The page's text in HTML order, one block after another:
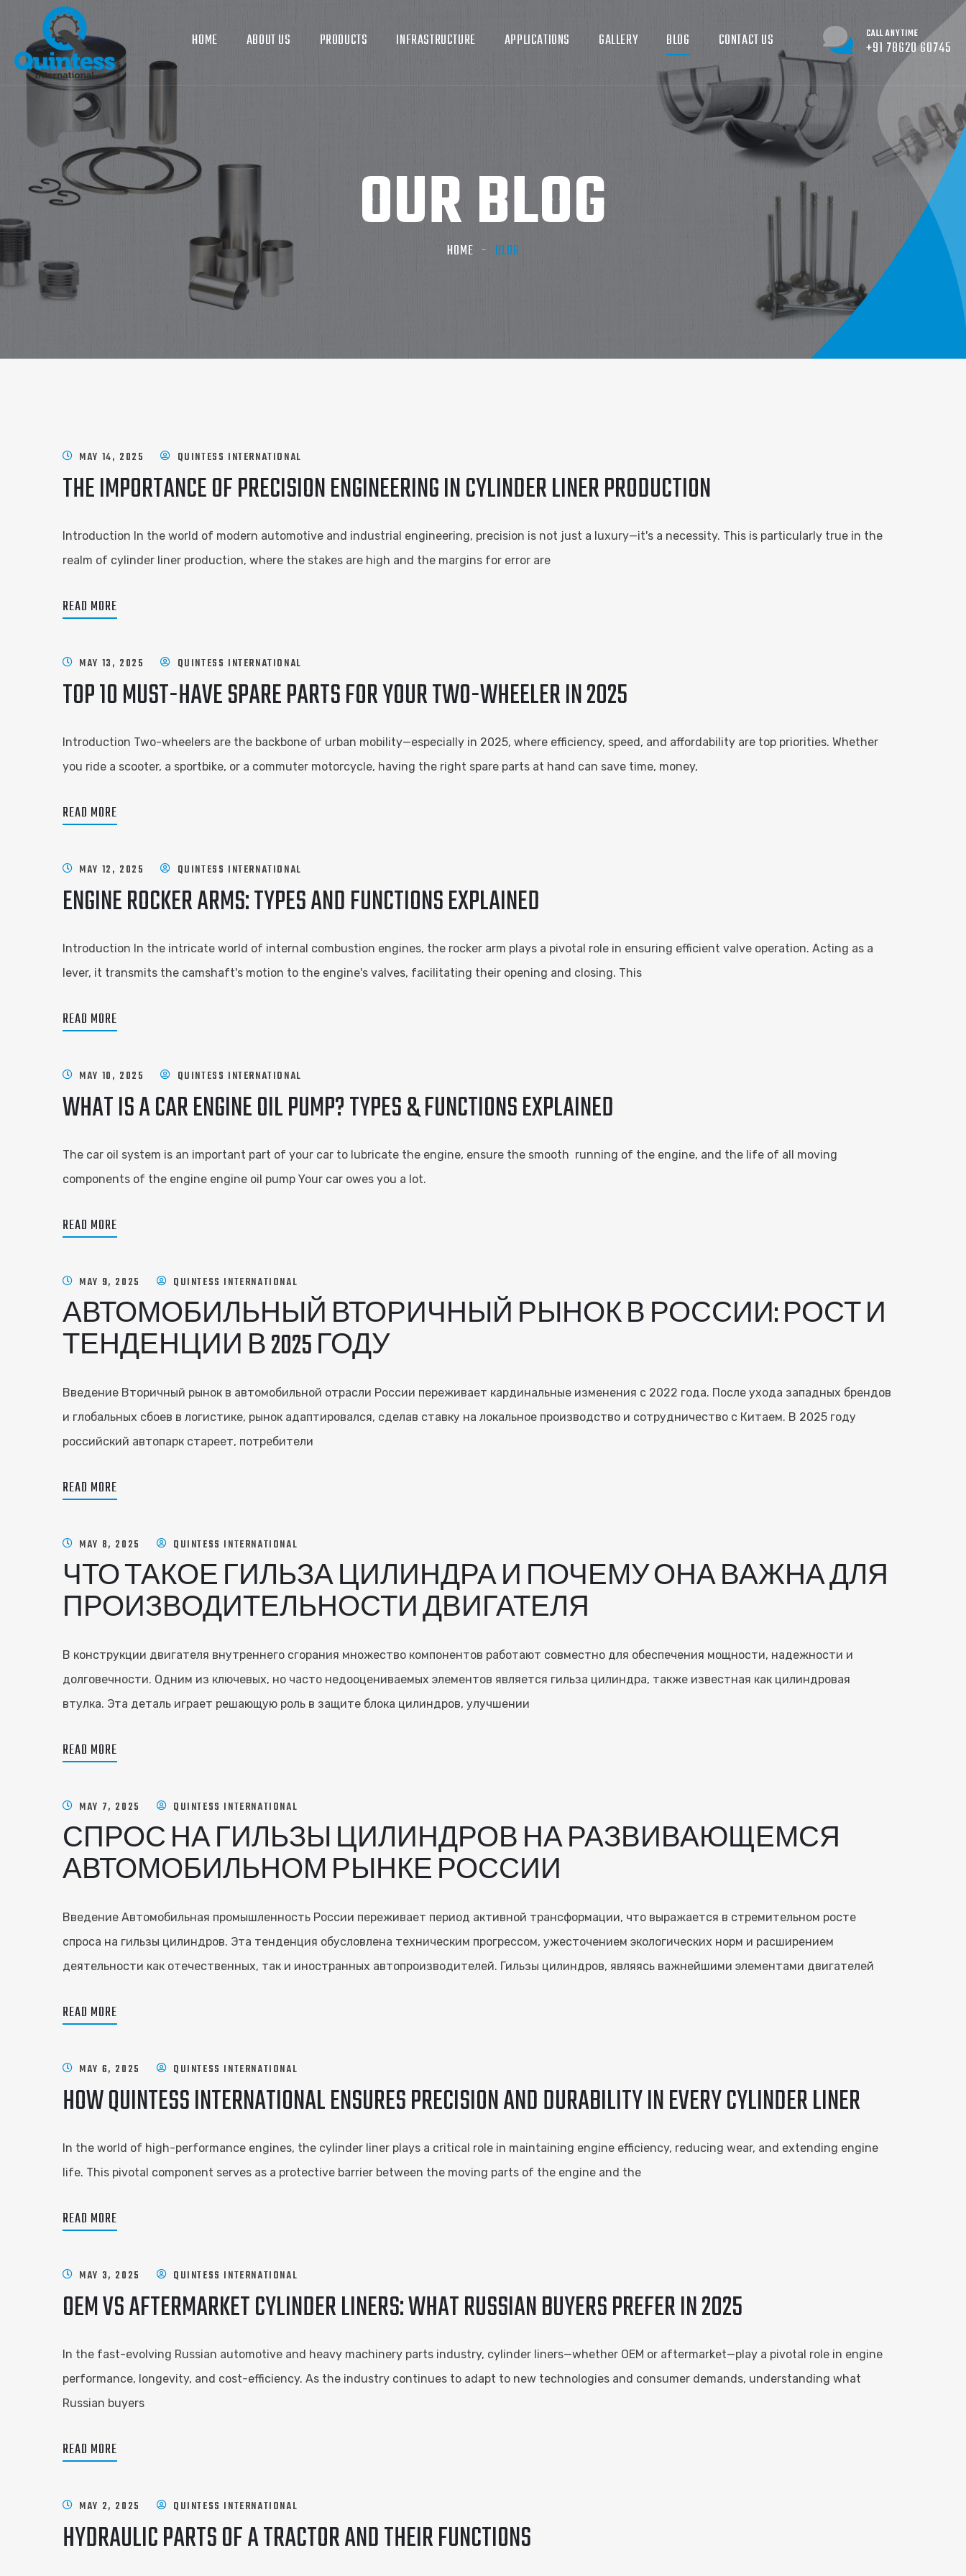
HOME ABOUT US PRODUCTS INFRASTRUCTURE APPLICATIONS GALLERY BLOG CONTACT US CALL ANYTIME
+91 78620 60745
OUR BLOG
HOME BLOG
MAY 14, 2025 QUINTESS INTERNATIONAL
THE IMPORTANCE OF PRECISION ENGINEERING IN CYLINDER LINER PRODUCTION
Introduction In the world of modern automotive and industrial engineering, precision is not just a luxury—it's a necessity. This is particularly true in the
realm of cylinder liner production, where the stakes are high and the margins for error are
READ MORE
MAY 13, 2025 QUINTESS INTERNATIONAL
TOP 10 MUST-HAVE SPARE PARTS FOR YOUR TWO-WHEELER IN 2025
Introduction Two-wheelers are the backbone of urban mobility—especially in 2025, where efficiency, speed, and affordability are top priorities. Whether
you ride a scooter, a sportbike, or a commuter motorcycle, having the right spare parts at hand can save time, money,
READ MORE
MAY 12, 2025 QUINTESS INTERNATIONAL
ENGINE ROCKER ARMS: TYPES AND FUNCTIONS EXPLAINED
Introduction In the intricate world of internal combustion engines, the rocker arm plays a pivotal role in ensuring efficient valve operation. Acting as a
lever, it transmits the camshaft's motion to the engine's valves, facilitating their opening and closing. This
READ MORE
MAY 10, 2025 QUINTESS INTERNATIONAL
WHAT IS A CAR ENGINE OIL PUMP? TYPES & FUNCTIONS EXPLAINED
The car oil system is an important part of your car to lubricate the engine, ensure the smooth running of the engine, and the life of all moving
components of the engine engine oil pump Your car owes you a lot.
READ MORE
MAY 9, 2025 QUINTESS INTERNATIONAL
АВТОМОБИЛЬНЫЙ ВТОРИЧНЫЙ РЫНОК В РОССИИ: РОСТ И
ТЕНДЕНЦИИ В 2025 ГОДУ
Введение Вторичный рынок в автомобильной отрасли России переживает кардинальные изменения с 2022 года. После ухода западных брендов
и глобальных сбоев в логистике, рынок адаптировался, сделав ставку на локальное производство и сотрудничество с Китаем. В 2025 году
российский автопарк стареет, потребители
READ MORE
MAY 8, 2025 QUINTESS INTERNATIONAL
ЧТО ТАКОЕ ГИЛЬЗА ЦИЛИНДРА И ПОЧЕМУ ОНА ВАЖНА ДЛЯ
ПРОИЗВОДИТЕЛЬНОСТИ ДВИГАТЕЛЯ
В конструкции двигателя внутреннего сгорания множество компонентов работают совместно для обеспечения мощности, надежности и
долговечности. Одним из ключевых, но часто недооцениваемых элементов является гильза цилиндра, также известная как цилиндровая
втулка. Эта деталь играет решающую роль в защите блока цилиндров, улучшении
READ MORE
MAY 7, 2025 QUINTESS INTERNATIONAL
СПРОС НА ГИЛЬЗЫ ЦИЛИНДРОВ НА РАЗВИВАЮЩЕМСЯ
АВТОМОБИЛЬНОМ РЫНКЕ РОССИИ
Введение Автомобильная промышленность России переживает период активной трансформации, что выражается в стремительном росте
спроса на гильзы цилиндров. Эта тенденция обусловлена техническим прогрессом, ужесточением экологических норм и расширением
деятельности как отечественных, так и иностранных автопроизводителей. Гильзы цилиндров, являясь важнейшими элементами двигателей
READ MORE
MAY 6, 2025 QUINTESS INTERNATIONAL
HOW QUINTESS INTERNATIONAL ENSURES PRECISION AND DURABILITY IN EVERY CYLINDER LINER
In the world of high-performance engines, the cylinder liner plays a critical role in maintaining engine efficiency, reducing wear, and extending engine
life. This pivotal component serves as a protective barrier between the moving parts of the engine and the
READ MORE
MAY 3, 2025 QUINTESS INTERNATIONAL
OEM VS AFTERMARKET CYLINDER LINERS: WHAT RUSSIAN BUYERS PREFER IN 2025
In the fast-evolving Russian automotive and heavy machinery parts industry, cylinder liners—whether OEM or aftermarket—play a pivotal role in engine
performance, longevity, and cost-efficiency. As the industry continues to adapt to new technologies and consumer demands, understanding what
Russian buyers
READ MORE
MAY 2, 2025 QUINTESS INTERNATIONAL
HYDRAULIC PARTS OF A TRACTOR AND THEIR FUNCTIONS